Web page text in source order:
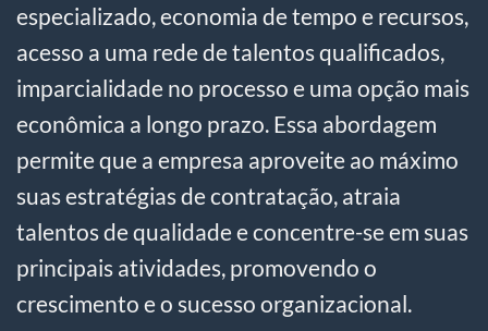
especializado, economia de tempo e recursos,
acesso a uma rede de talentos qualificados,
imparcialidade no processo e uma opção mais
econômica a longo prazo. Essa abordagem
permite que a empresa aproveite ao máximo
suas estratégias de contratação, atraia
talentos de qualidade e concentre-se em suas
principais atividades, promovendo o
crescimento e o sucesso organizacional.